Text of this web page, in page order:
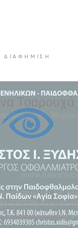
στρέμματα
ΔΙΑΦΉΜΙΣΗ